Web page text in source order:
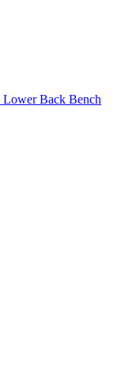
Lower Back Bench